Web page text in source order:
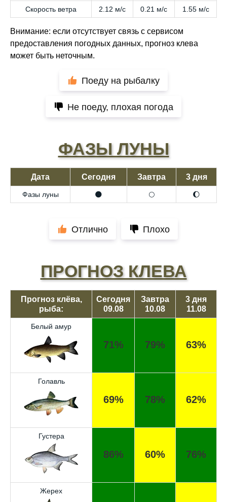
Скорость ветра 2.12 м/с 0.21 м/с 1.55 м/с
Внимание: если отсутствует связь с сервисом
предоставления погодных данных, прогноз клева
может быть неточным.
Поеду на рыбалку
Не поеду, плохая погода
ФАЗЫ ЛУНЫ
Дата Сегодня Завтра 3 дня
Фазы луны 🌑 🌕 🌔
Отлично Плохо
ПРОГНОЗ КЛЕВА
Прогноз клёва,
рыба:
Сегодня
09.08
Завтра
10.08
3 дня
11.08
Белый амур
71% 79% 63%
Голавль
69% 78% 62%
Густера
86% 60% 76%
Жерех